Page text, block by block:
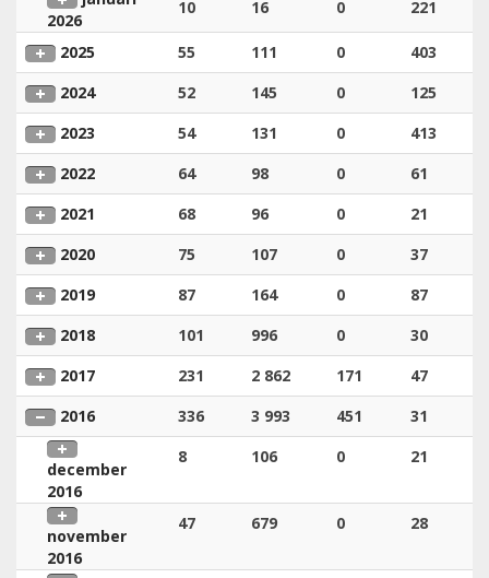
2026
10 16 0 221
2025 55 111 0
403
2024
52 145 0
125
2023
54 131 0
413
2022
64 98 0
61
2021
68 96 0
21
2020
75 107 0
37
2019
87 164 0
87
2018
101 996 0
30
2017
231 2 862 171
47
2016
336 3 993 451 31
december
2016
8 106 0 21
november
2016
47 679 0 28